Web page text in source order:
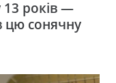
років —
цю сонячну